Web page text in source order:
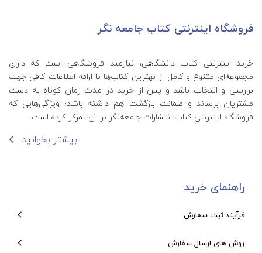
فروشگاه اینترنتی کتاب جامعه نگر
خرید اینترنتی کتاب‌ دانشگاهی، نیازمند فروشگاهی است که دارای
مجموعه‌ای متنوع و کامل از بهترین کتاب‌ها با ارائه اطلاعات کافی جهت
بررسی و انتخاب باشد و پس از خرید در مدت زمان کوتاه به دست
مشتریان برساند و ضمانت بازگشت هم داشته باشد؛ ویژگی‌هایی که
فروشگاه اینترنتی کتاب انتشارات جامعه‌نگر بر آن تمرکز کرده است.
بیشتر بخوانید
راهنمای خرید
فرآیند ثبت سفارش
روش های ارسال سفارش